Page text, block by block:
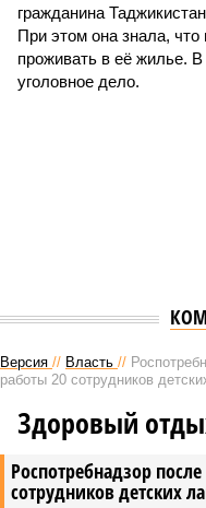
гражданина
При этом она знала,
проживать в её жилье.
уголовное дело.
Версия // Власть //
работы 20 сотрудников
Роспотребнадзор
сотрудников детских
Здоровый